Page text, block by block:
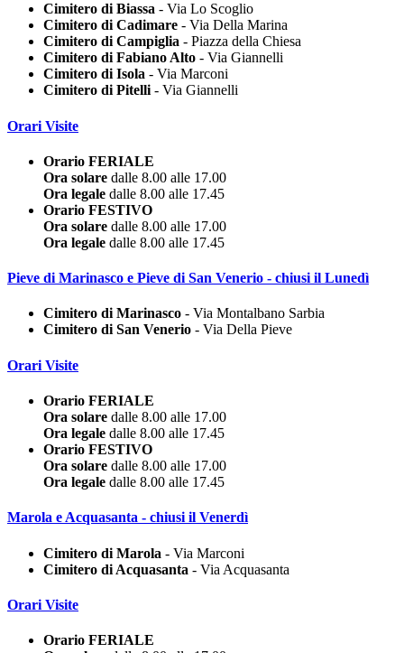
Cimitero di Biassa - Via Lo Scoglio
Cimitero di Cadimare - Via Della Marina
Cimitero di Campiglia - Piazza della Chiesa
Cimitero di Fabiano Alto - Via Giannelli
Cimitero di Isola - Via Marconi
Cimitero di Pitelli- Via Giannelli
Orari Visite
Orario FERIALE
Ora solare dalle 8.00 alle 17.00
Ora legale dalle 8.00 alle 17.45
Orario FESTIVO
Ora solare dalle 8.00 alle 17.00
Ora legale dalle 8.00 alle 17.45
Pieve di Marinasco e Pieve di San Venerio - chiusi il Lunedì
Cimitero di Marinasco - Via Montalbano Sarbia
Cimitero di San Venerio - Via Della Pieve
Orari Visite
Orario FERIALE
Ora solare dalle 8.00 alle 17.00
Ora legale dalle 8.00 alle 17.45
Orario FESTIVO
Ora solare dalle 8.00 alle 17.00
Ora legale dalle 8.00 alle 17.45
Marola e Acquasanta - chiusi il Venerdì
Cimitero di Marola - Via Marconi
Cimitero di Acquasanta - Via Acquasanta
Orari Visite
Orario FERIALE